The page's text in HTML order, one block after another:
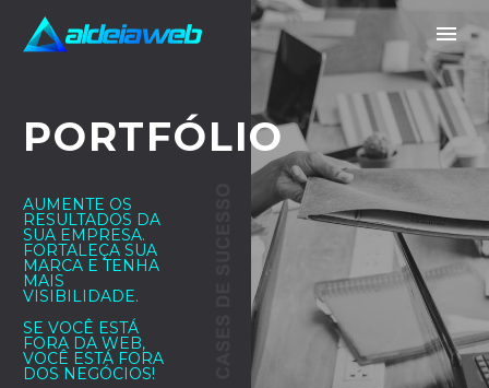
PORTFÓLIO
AUMENTE OS
RESULTADOS DA
SUA EMPRESA.
FORTALEÇA SUA
MARCA E TENHA
MAIS
VISIBILIDADE.
SE VOCÊ ESTÁ
FORA DA WEB,
VOCÊ ESTÁ FORA
DOS NEGÓCIOS!